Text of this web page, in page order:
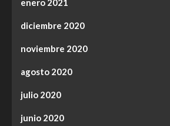
enero 2021
diciembre 2020
noviembre 2020
agosto 2020
julio 2020
junio 2020